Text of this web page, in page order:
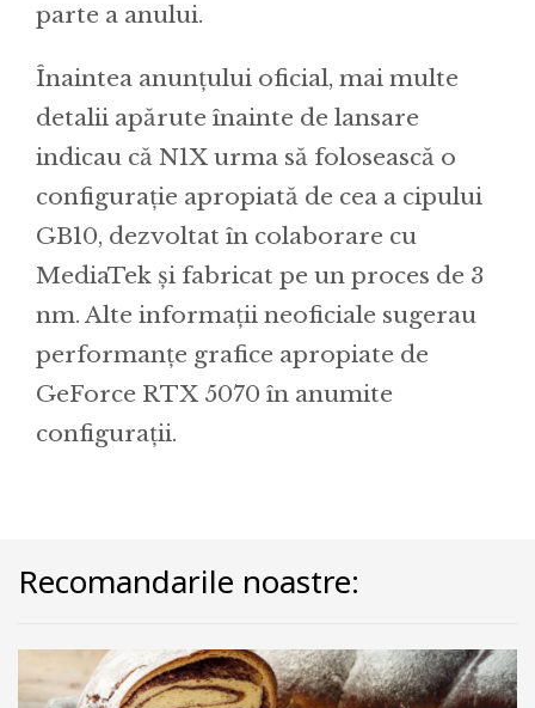
parte a anului.
Înaintea anunțului oficial, mai multe
detalii apărute înainte de lansare
indicau că N1X urma să folosească o
configurație apropiată de cea a cipului
GB10, dezvoltat în colaborare cu
MediaTek și fabricat pe un proces de 3
nm. Alte informații neoficiale sugerau
performanțe grafice apropiate de
GeForce RTX 5070 în anumite
configurații.
Recomandarile noastre: